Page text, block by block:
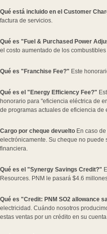
Qué está incluido en el Customer
factura de servicios.
Qué es "Fuel & Purchased Power
el costo aumentado de los
Qué es "Franchise Fee?" Este
Qué es el "Energy Efficiency Fee?"
honorario para "eficiencia eléctrica de
de programas actuales de eficiencia de
Cargo por cheque devueltoEn caso de
electrónicamente. Su cheque no
financiera.
Qué es el "Synergy Savings Credit?"
Resources. PNM le pasará $4.6
Qué es "Credit: PNM SO2 allowance
electricidad. Cuándo nosotros
estas ventas por un crédito en su